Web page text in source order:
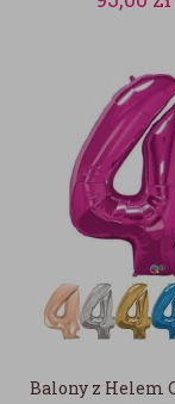
Balony z Helem